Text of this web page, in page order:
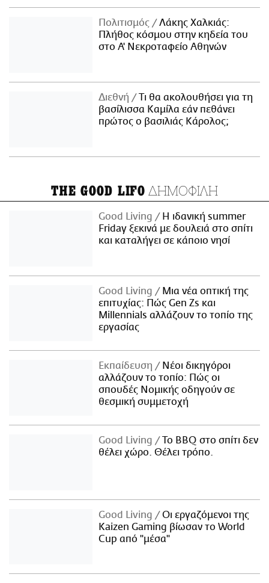
Πολιτισμός
Λάκης Χαλκιάς:
Πλήθος κόσμου στην κηδεία του
στο Α' Νεκροταφείο Αθηνών
Διεθνή
Τι θα ακολουθήσει για τη
βασίλισσα Καμίλα εάν πεθάνει
πρώτος ο βασιλιάς Κάρολος;
THE GOOD LIFO ΔΗΜΟΦΙΛΗ
Good Living
Η ιδανική summer
Friday ξεκινά με δουλειά στο σπίτι
και καταλήγει σε κάποιο νησί
Good Living
Μια νέα οπτική της
επιτυχίας: Πώς Gen Zs και
Millennials αλλάζουν το τοπίο της
εργασίας
Εκπαίδευση
Νέοι δικηγόροι
αλλάζουν το τοπίο: Πώς οι
σπουδές Νομικής οδηγούν σε
θεσμική συμμετοχή
Good Living
Το BBQ στο σπίτι δεν
θέλει χώρο. Θέλει τρόπο.
Good Living
Οι εργαζόμενοι της
Kaizen Gaming βίωσαν το World
Cup από "μέσα"